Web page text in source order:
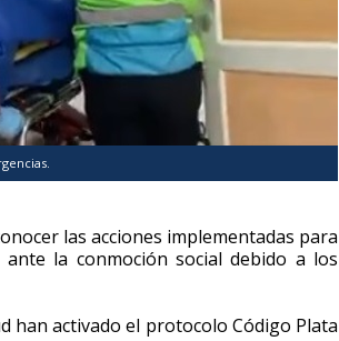
las acciones implementadas para
la conmoción social debido a los
han activado el protocolo Código Plata